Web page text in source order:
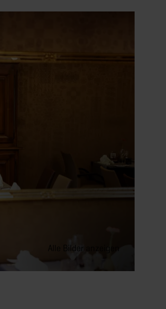
Alle Bilder anzeigen